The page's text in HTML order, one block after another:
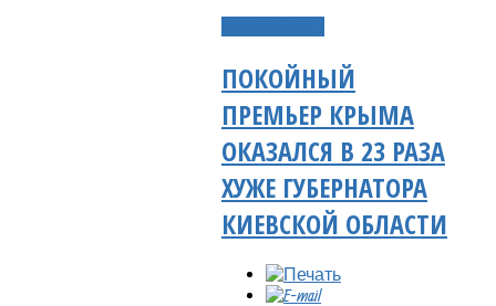
ПОКОЙНЫЙ
ПРЕМЬЕР КРЫМА
ОКАЗАЛСЯ В 23 РАЗА
ХУЖЕ ГУБЕРНАТОРА
КИЕВСКОЙ ОБЛАСТИ